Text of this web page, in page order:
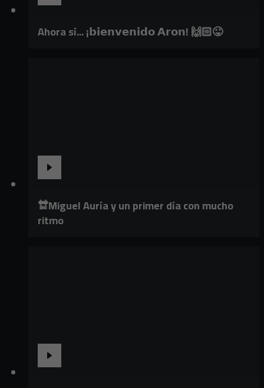
Ahora sí... ¡𝗯𝗶𝗲𝗻𝘃𝗲𝗻𝗶𝗱𝗼 𝗔𝗿𝗼𝗻! 🙌🏻😜
🔛Miguel Auría y un primer día con mucho
ritmo